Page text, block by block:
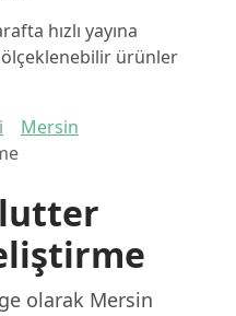
hızlı yayına
ölçeklenebilir ürünler
Mersin
olarak Mersin